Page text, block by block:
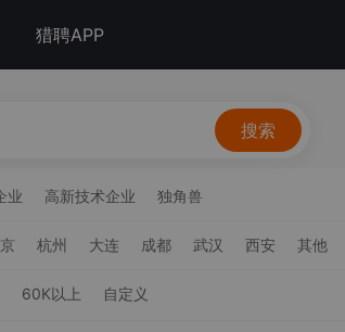
猎聘APP
搜索
业 高新技术企业 独角兽
杭州 大连 成都 武汉 西安 其他
60K以上 自定义